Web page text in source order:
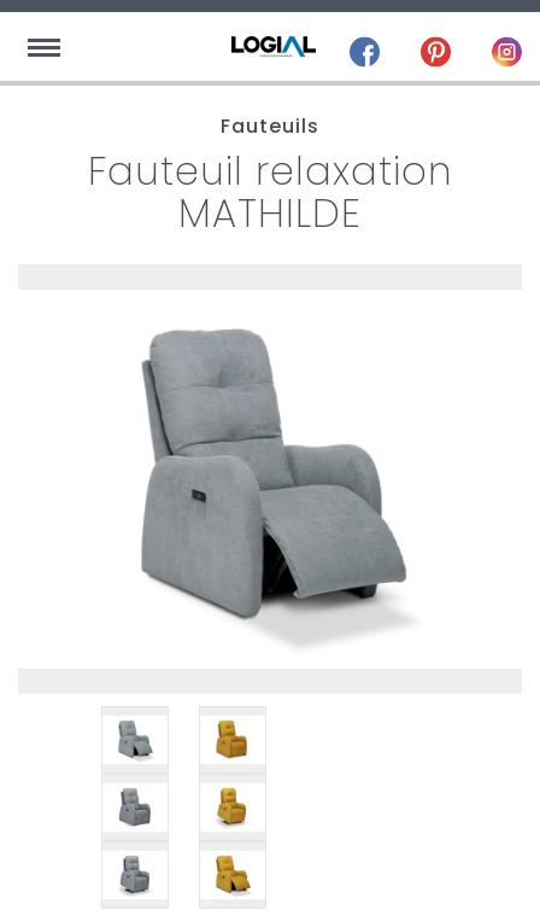
Fauteuils
Fauteuil relaxation
MATHILDE